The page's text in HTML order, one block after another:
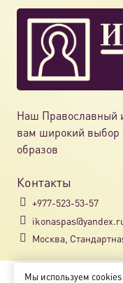
Наш Православный
вам широкий выбор
образов
Контакты
+977-523-53-57
Москва,
Мы используем cookies